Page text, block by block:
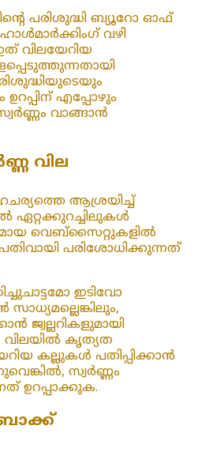
പരിശുദ്ധി ബ്യൂറോ ഓഫ്
വഴി
വിലയേറിയ
എപ്പോഴും
വാങ്ങാൻ
വില
ആശ്രയിച്ച്
ഏറ്റക്കുറച്ചിലുകൾ
വെബ്‌സൈറ്റുകളിൽ
പരിശോധിക്കുന്നത്
ഇടിവോ
ജ്വല്ലറികളുമായി
വിലയിൽ കൃത്യത
കല്ലുകൾ പതിപ്പിക്കാൻ
സ്വർണ്ണം
ഉറപ്പാക്കുക.